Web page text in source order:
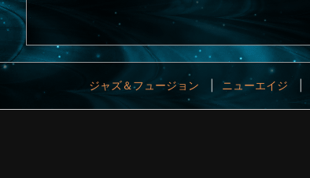
ジャズ＆フュージョン ニューエイジ